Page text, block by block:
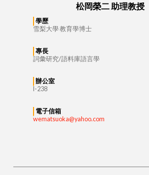
松岡榮二 助理教授
學歷
雪梨大學 教育學博士
專長
詞彙研究/語料庫語言學
辦公室
I-238
電子信箱
wematsuoka@yahoo.com